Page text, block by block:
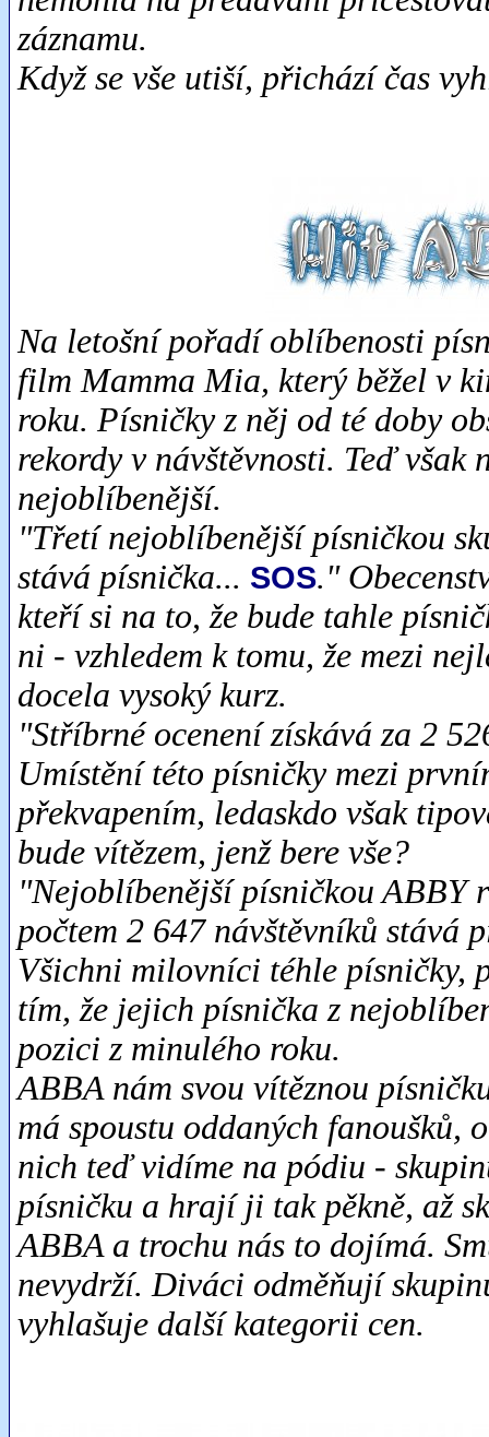
záznamu.
Když se vše utiší, přichází čas
Na letošní pořadí oblíbenosti
film Mamma Mia, který běžel v
roku. Písničky z něj od té doby
rekordy v návštěvnosti. Teď
nejoblíbenější.
"Třetí nejoblíbenější písničkou
stává písnička... SOS."
kteří si na to, že bude tahle
ni - vzhledem k tomu, že mezi
docela vysoký kurz.
"Stříbrné ocenení získává za 2
Umístění této písničky mezi
překvapením, ledaskdo však
bude vítězem, jenž bere vše?
"Nejoblíbenější písničkou ABBY
počtem 2 647 návštěvníků stává
Všichni milovníci téhle písničky,
tím, že jejich písnička z
pozici z minulého roku.
ABBA nám svou vítěznou
má spoustu oddaných fanoušků,
nich teď vidíme na pódiu -
písničku a hrají ji tak pěkně, až
ABBA a trochu nás to dojímá.
nevydrží. Diváci odměňují
vyhlašuje další kategorii cen.